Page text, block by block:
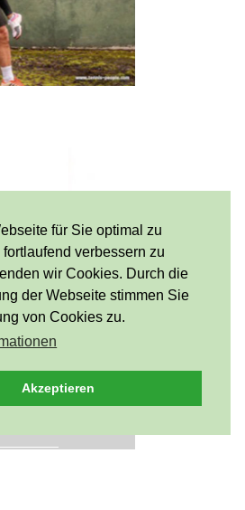
für Sie optimal zu
verbessern zu
wir Cookies. Durch die
der Webseite stimmen Sie
von Cookies zu.
Akzeptieren